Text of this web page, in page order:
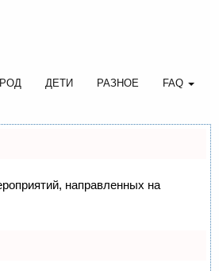
ДЕТИ РАЗНОЕ FAQ
направленных на